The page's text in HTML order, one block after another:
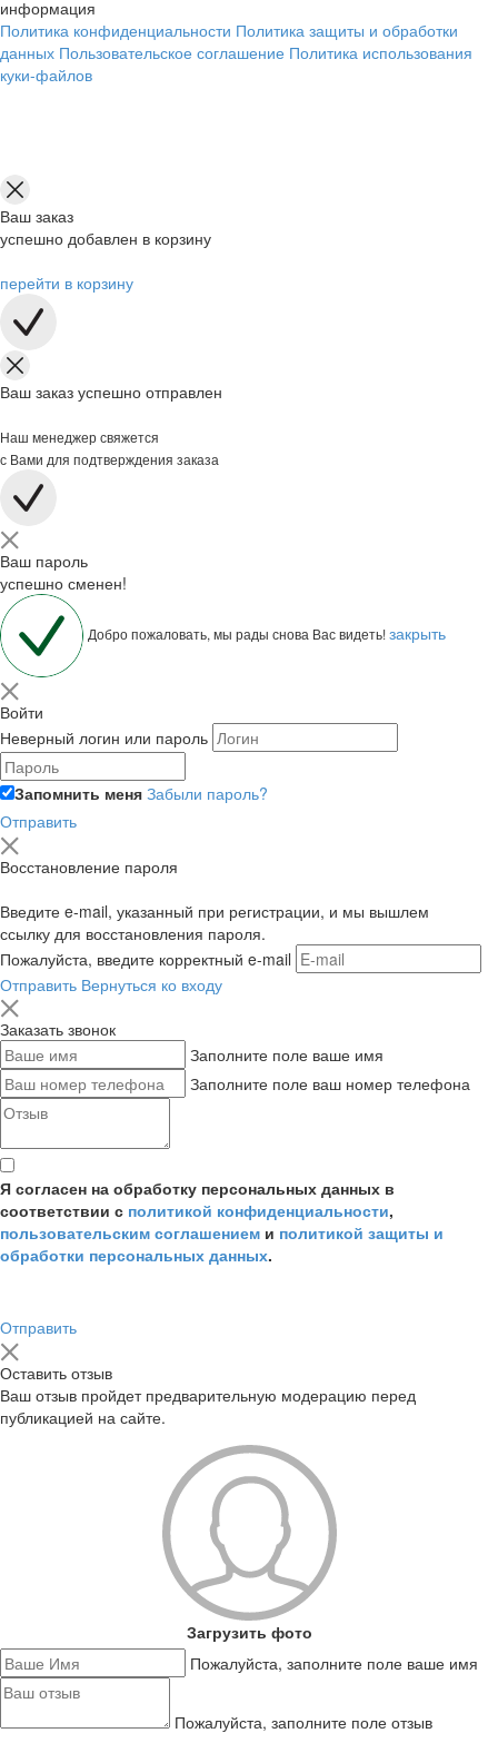
информация
Политика конфиденциальности Политика защиты и обработки
данных Пользовательское соглашение Политика использования
куки-файлов
Ваш заказ
успешно добавлен в корзину
перейти в корзину
Ваш заказ успешно отправлен
Наш менеджер свяжется
с Вами для подтверждения заказа
Ваш пароль
успешно сменен!
Добро пожаловать, мы рады снова Вас видеть!закрыть
Войти
Неверный логин или пароль
Запомнить меня Забыли пароль?
Отправить
Восстановление пароля
Введите e-mail, указанный при регистрации, и мы вышлем
ссылку для восстановления пароля.
Пожалуйста, введите корректный e-mail
Отправить Вернуться ко входу
Заказать звонок
Заполните поле ваше имя
Заполните поле ваш номер телефона
Я согласен на обработку персональных данных в
соответствии с политикой конфиденциальности,
пользовательским соглашением и политикой защиты и
обработки персональных данных.
Отправить
Оставить отзыв
Ваш отзыв пройдет предварительную модерацию перед
публикацией на сайте.
Загрузить фото
Пожалуйста, заполните поле ваше имя
Пожалуйста, заполните поле отзыв